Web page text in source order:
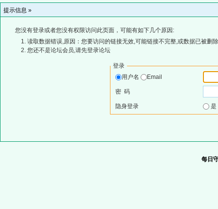
提示信息 »
您没有登录或者您没有权限访问此页面，可能有如下几个原因:
读取数据错误,原因：您要访问的链接无效,可能链接不完整,或数据已被删
您还不是论坛会员,请先登录论坛
登录
用户名
Email
密 码
隐身登录
每日